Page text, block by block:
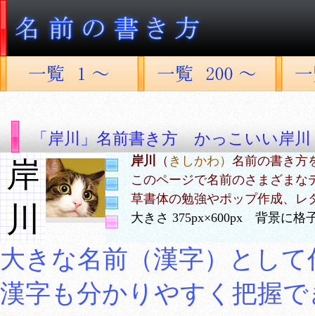
「岸川」名前書き方 かっこいい岸川
岸
川
岸川 （ きしかわ） 名前の書き方
このページで名前のさまざまな
草書体の勉強やポップ作成、レ
大きさ 375px×600px 背景に格
大きな名前（漢字）とし
漢字も分かりやすく把握